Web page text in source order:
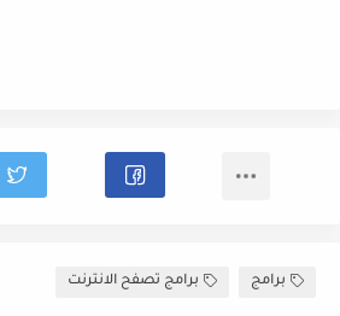
برامج برامج تصفح الانترنت